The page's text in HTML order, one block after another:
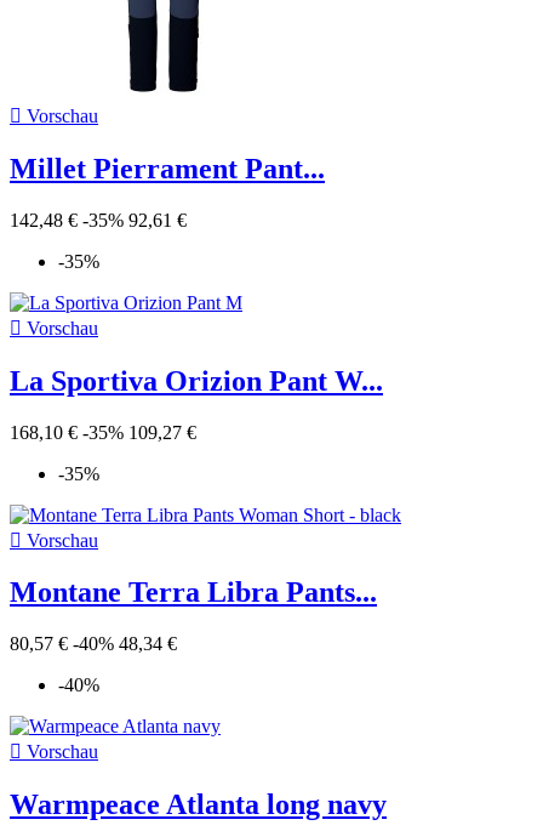
 Vorschau
Millet Pierrament Pant...
142,48 € -35% 92,61 €
-35%
 Vorschau
La Sportiva Orizion Pant W...
168,10 € -35% 109,27 €
-35%
 Vorschau
Montane Terra Libra Pants...
80,57 € -40% 48,34 €
-40%
 Vorschau
Warmpeace Atlanta long navy